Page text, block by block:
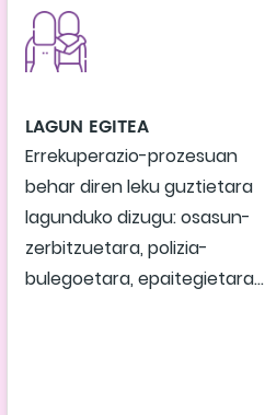
LAGUN EGITEA
Errekuperazio-prozesuan
behar diren leku guztietara
lagunduko dizugu: osasun-
zerbitzuetara, polizia-
bulegoetara, epaitegietara...